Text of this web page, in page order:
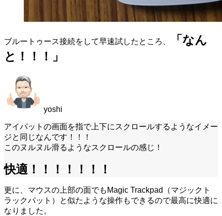
ブルートゥース接続をして早速試したところ、
「なん
と！！！」
yoshi
アイパットの画面を指で上下にスクロールするようなイメー
ジと同じなんです！！！
このヌルヌル滑るようなスクロールの感じ！
快適！！！！！！！
更に、マウスの上部の面でもMagic Trackpad（マジックト
ラックパット）と似たような操作もできるので最高に快適に
なりました。